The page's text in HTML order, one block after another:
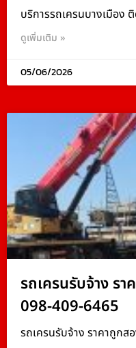
บริการรถเครนบางเมือง
ดูเพิ่มเติม »
05/06/2026
รถเครนรับจ้าง ร
098-409-6465
รถเครนรับจ้าง ราคาถูกส